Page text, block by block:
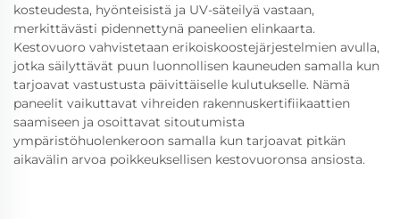
kosteudesta, hyönteisistä ja UV-säteilyä vastaan,
merkittävästi pidennettynä paneelien elinkaarta.
Kestovuoro vahvistetaan erikoiskoostejärjestelmien avulla,
jotka säilyttävät puun luonnollisen kauneuden samalla kun
tarjoavat vastustusta päivittäiselle kulutukselle. Nämä
paneelit vaikuttavat vihreiden rakennuskertifiikaattien
saamiseen ja osoittavat sitoutumista
ympäristöhuolenkeroon samalla kun tarjoavat pitkän
aikavälin arvoa poikkeuksellisen kestovuoronsa ansiosta.